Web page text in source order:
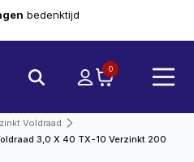
bedenktijd
0
Voldraad
3,0 X 40 TX-10 Verzinkt 200